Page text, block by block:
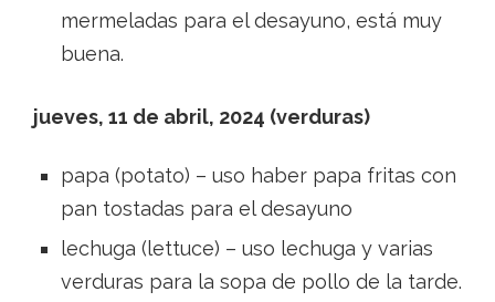
mermeladas para el desayuno, está muy
buena.
jueves, 11 de abril, 2024 (verduras)
papa (potato) – uso haber papa fritas con
pan tostadas para el desayuno
lechuga (lettuce) – uso lechuga y varias
verduras para la sopa de pollo de la tarde.